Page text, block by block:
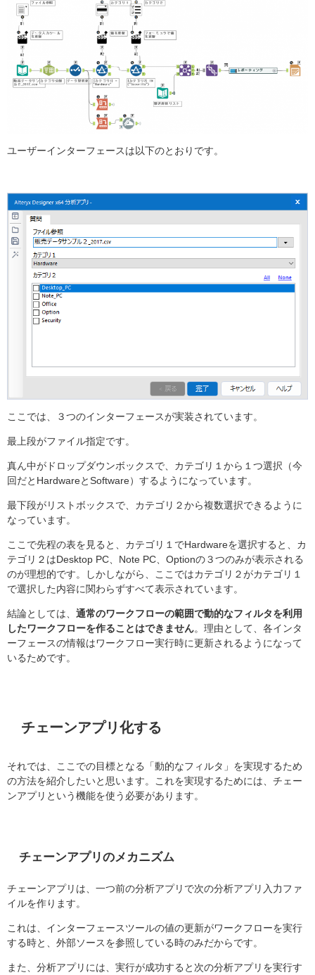
ユーザーインターフェースは以下のとおりです。
ここでは、３つのインターフェースが実装されています。
最上段がファイル指定です。
真ん中がドロップダウンボックスで、カテゴリ１から１つ選択（今
回だとHardwareとSoftware）するようになっています。
最下段がリストボックスで、カテゴリ２から複数選択できるように
なっています。
ここで先程の表を見ると、カテゴリ１でHardwareを選択すると、カ
テゴリ２はDesktop PC、Note PC、Optionの３つのみが表示される
のが理想的です。しかしながら、ここではカテゴリ２がカテゴリ１
で選択した内容に関わらずすべて表示されています。
結論としては、 通常のワークフローの範囲で動的なフィルタを利用
したワークフローを作ることはできません。理由として、各インタ
ーフェースの情報はワークフロー実行時に更新されるようになって
いるためです。
チェーンアプリ化する
それでは、ここでの目標となる「動的なフィルタ」を実現するため
の方法を紹介したいと思います。これを実現するためには、チェー
ンアプリという機能を使う必要があります。
チェーンアプリのメカニズム
チェーンアプリは、一つ前の分析アプリで次の分析アプリ入力ファ
イルを作ります。
これは、インターフェースツールの値の更新がワークフローを実行
する時と、外部ソースを参照している時のみだからです。
また、分析アプリには、実行が成功すると次の分析アプリを実行す